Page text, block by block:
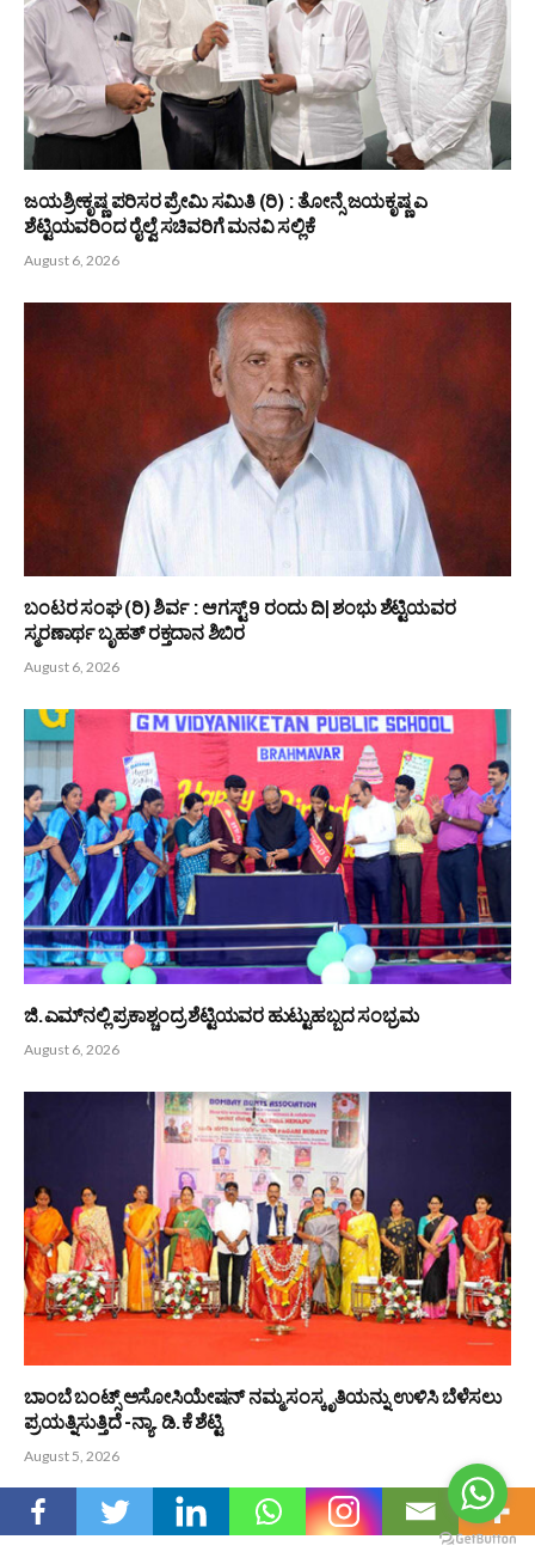
ನಮ್ಮ ಪೌರಾಣಿಕ ಮೌಲ್ಯಗಳು ಸಾರ್ವಕಾಲಿಕ -ಡಾ. ಎಂ ಮೋಹನ ಆಳ್ವ
August 6, 2026
ಆಳ್ವಾಸ್ ಶಿಕ್ಷಣ ಮಹಾವಿದ್ಯಾಲಯದ ಸಹಾಯಕ ಪ್ರಾಧ್ಯಾಪಕಿ ಮಲ್ಲಿಕಾ
ಶೆಟ್ಟಿಯವರಿಗೆ ಡಾಕ್ಟರೇಟ್
August 6, 2026
ಜಯಶ್ರೀಕೃಷ್ಣ ಪರಿಸರ ಪ್ರೇಮಿ ಸಮಿತಿ (ರಿ) : ತೋನ್ಸೆ ಜಯಕೃಷ್ಣ ಎ
ಶೆಟ್ಟಿಯವರಿಂದ ರೈಲ್ವೆ ಸಚಿವರಿಗೆ ಮನವಿ ಸಲ್ಲಿಕೆ
August 6, 2026
ಬಂಟರ ಸಂಘ (ರಿ) ಶಿರ್ವ : ಆಗಸ್ಟ್ 9 ರಂದು ದಿ| ಶಂಭು ಶೆಟ್ಟಿಯವರ
ಸ್ಮರಣಾರ್ಥ ಬೃಹತ್ ರಕ್ತದಾನ ಶಿಬಿರ